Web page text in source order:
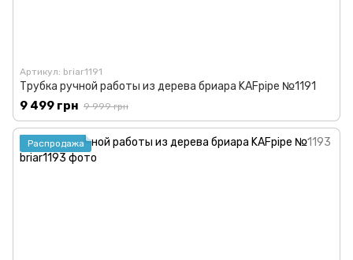
Артикул: briar1191
Трубка ручной работы из дерева бриара KAFpipe №1191
9 499 грн 9 999 грн
Распродажа